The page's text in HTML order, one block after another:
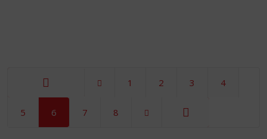
Démarrer
1 2 3 4
5 6 7 8